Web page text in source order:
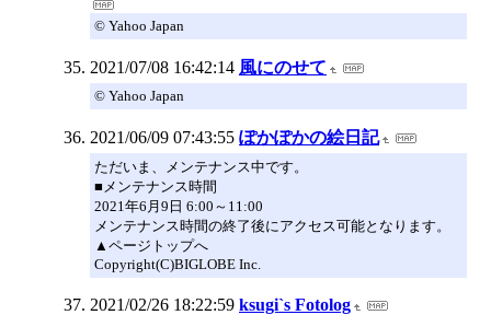
© Yahoo Japan
2021/07/08 16:42:14 風にのせて
© Yahoo Japan
2021/06/09 07:43:55 ぽかぽかの絵日記
ただいま、メンテナンス中です。
■メンテナンス時間
2021年6月9日 6:00～11:00
メンテナンス時間の終了後にアクセス可能となります。
▲ページトップへ
Copyright(C)BIGLOBE Inc.
2021/02/26 18:22:59 ksugi`s Fotolog